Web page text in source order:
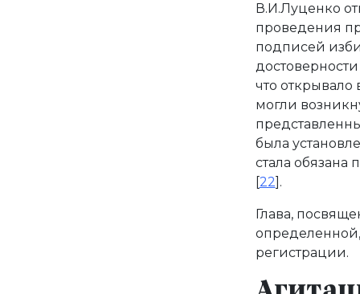
В.И.Луценко
проведения
подписей
что
могли
была
стала обязана
[22].
Глава,
регистрации.